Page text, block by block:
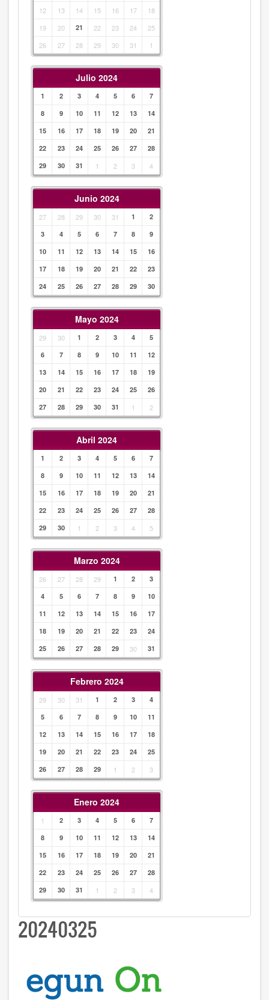
12
13 14 15 16 17
18
19
20 21 22 23 24
25
26
27 28 29 30 31 1
Julio 2024
1 2 3 4 5 6
7
8
9 10 11 12 13
14
15
16 17 18 19 20
21
22
23 24 25 26 27
28
29
30 31 1 2 3 4
Junio 2024
27 28 29 30 31 1
2
3
4 5 6 7 8
9
10
11 12 13 14 15
16
17
18 19 20 21 22
23
24
25 26 27 28 29 30
Mayo 2024
29 30 1 2 3 4
5
6
7 8 9 10 11
12
13
14 15 16 17 18
19
20
21 22 23 24 25
26
27
28 29 30 31 1 2
Abril 2024
1 2 3 4 5 6
7
8
9 10 11 12 13
14
15
16 17 18 19 20
21
22
23 24 25 26 27
28
29
30 1 2 3 4 5
Marzo 2024
26 27 28 29 1 2
3
4
5 6 7 8 9
10
11
12 13 14 15 16
17
18
19 20 21 22 23
24
25
26 27 28 29 30 31
Febrero 2024
29 30 31 1 2 3
4
5
6 7 8 9 10
11
12
13 14 15 16 17
18
19
20 21 22 23 24
25
26
27 28 29 1 2 3
Enero 2024
1 2 3 4 5 6
7
8
9 10 11 12 13
14
15
16 17 18 19 20
21
22
23 24 25 26 27
28
29
30 31 1 2 3 4
20240325